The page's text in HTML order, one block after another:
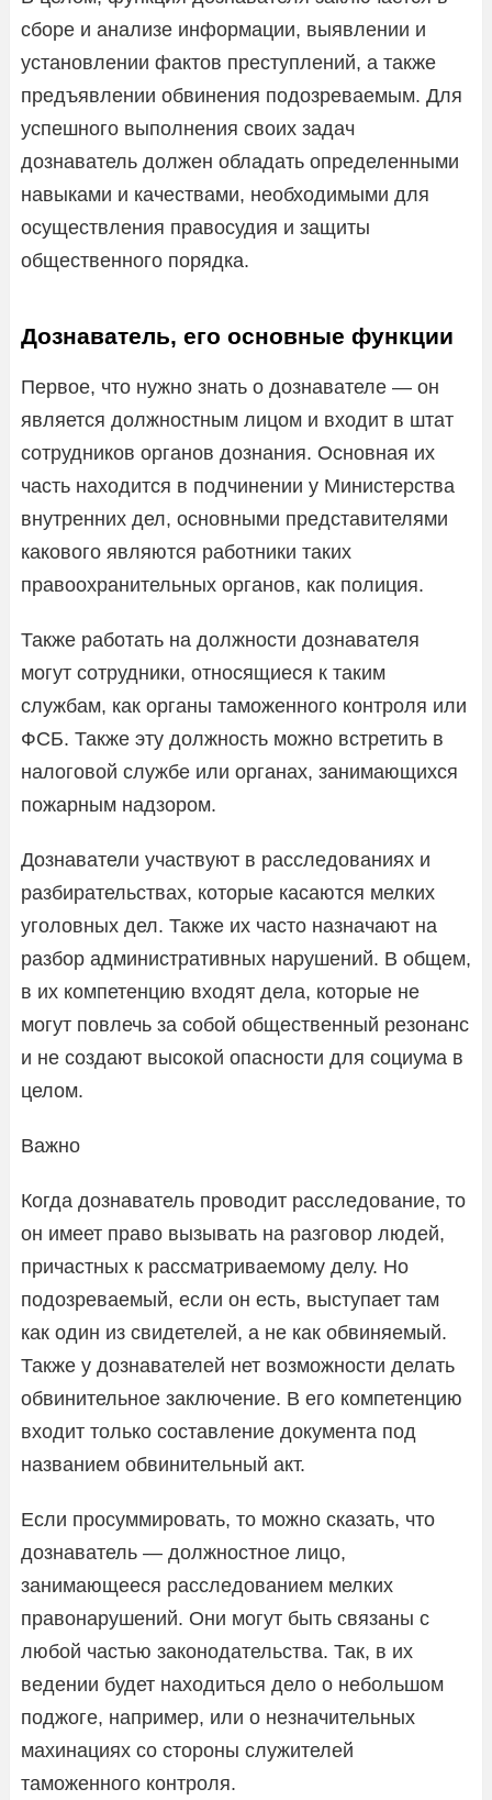
сборе и анализе информации, выявлении и
установлении фактов преступлений, а также
предъявлении обвинения подозреваемым. Для
успешного выполнения своих задач
дознаватель должен обладать определенными
навыками и качествами, необходимыми для
осуществления правосудия и защиты
общественного порядка.
Дознаватель, его основные функции
Первое, что нужно знать о дознавателе — он
является должностным лицом и входит в штат
сотрудников органов дознания. Основная их
часть находится в подчинении у Министерства
внутренних дел, основными представителями
какового являются работники таких
правоохранительных органов, как полиция.
Также работать на должности дознавателя
могут сотрудники, относящиеся к таким
службам, как органы таможенного контроля или
ФСБ. Также эту должность можно встретить в
налоговой службе или органах, занимающихся
пожарным надзором.
Дознаватели участвуют в расследованиях и
разбирательствах, которые касаются мелких
уголовных дел. Также их часто назначают на
разбор административных нарушений. В общем,
в их компетенцию входят дела, которые не
могут повлечь за собой общественный резонанс
и не создают высокой опасности для социума в
целом.
Важно
Когда дознаватель проводит расследование, то
он имеет право вызывать на разговор людей,
причастных к рассматриваемому делу. Но
подозреваемый, если он есть, выступает там
как один из свидетелей, а не как обвиняемый.
Также у дознавателей нет возможности делать
обвинительное заключение. В его компетенцию
входит только составление документа под
названием обвинительный акт.
Если просуммировать, то можно сказать, что
дознаватель — должностное лицо,
занимающееся расследованием мелких
правонарушений. Они могут быть связаны с
любой частью законодательства. Так, в их
ведении будет находиться дело о небольшом
поджоге, например, или о незначительных
махинациях со стороны служителей
таможенного контроля.